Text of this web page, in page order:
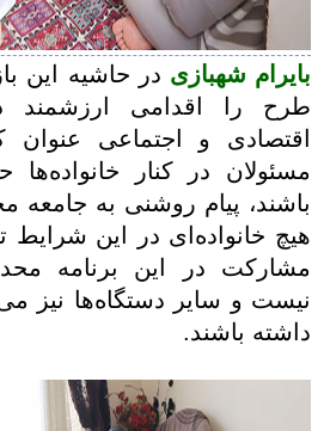
بایرام شهبازی در حاشیه این
طرح را اقدامی ارزشمند
اقتصادی و اجتماعی
مسئولان در کنار
باشند، پیام روشنی به جامعه
هیچ خانواده‌ای در این شرایط
مشارکت در این برنامه
نیست و سایر دستگاه‌ها نیز
داشته باشند.